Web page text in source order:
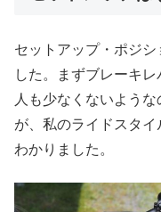
セットアップ・ポジ
した。まずブレーキ
人も少なくないよう
が、私のライドスタ
わかりました。